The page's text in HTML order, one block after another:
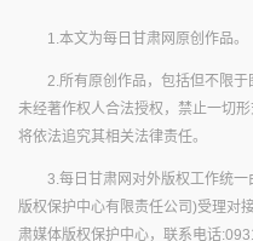
1.本文为每日甘肃网原创作品。
2.所有原创作品，包括但不限于
未经著作权人合法授权，禁止一切
将依法追究其相关法律责任。
3.每日甘肃网对外版权工作统
版权保护中心有限责任公司)受理对
肃媒体版权保护中心，联系电话